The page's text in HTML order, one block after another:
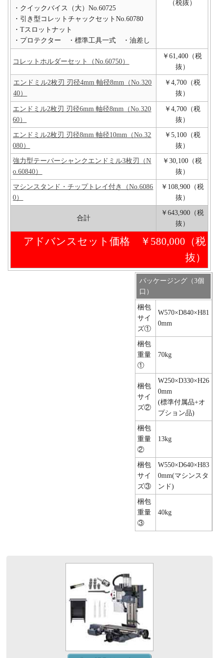
・クイックバイス（大）No.60725
・引き型コレットチャックセットNo.60780
・Tスロットナット
・プロテクター ・標準工具一式 ・油差し
（税抜）
コレットホルダーセット（No.60750）
￥61,400（税
抜）
エンドミル2枚刃 刃径4mm 軸径8mm（No.320
40）
￥4,700（税
抜）
エンドミル2枚刃 刃径6mm 軸径8mm（No.320
60）
￥4,700（税
抜）
エンドミル2枚刃 刃径8mm 軸径10mm（No.32
080）
￥5,100（税
抜）
強力型テーパーシャンクエンドミル3枚刃（N
o.60840）
￥30,100（税
抜）
マシンスタンド・チップトレイ付き（No.6086
0）
￥108,900（税
抜）
合計
￥643,900（税
抜）
アドバンスセット価格 ￥580,000（税
抜）
パッケージング（3個
口）
梱包
サイ
ズ①
W570×D840×H81
0mm
梱包
重量
①
70kg
梱包
サイ
ズ②
W250×D330×H26
0mm
(標準付属品+オ
プション品)
梱包
重量
②
13kg
梱包
サイ
ズ③
W550×D640×H83
0mm(マシンスタ
ンド)
梱包
重量
③
40kg